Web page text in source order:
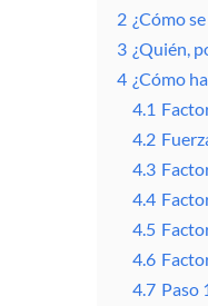
2 ¿Cómo
3 ¿Quién,
4 ¿Cómo
4.1
4.2
4.3
4.4
4.5
4.6
4.7 Paso